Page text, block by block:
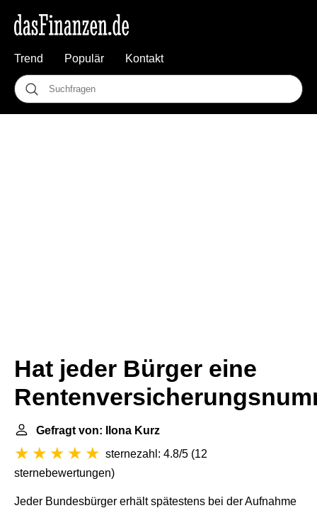
Trend Populär Kontakt
Hat jeder Bürger eine
Gefragt von: Ilona Kurz
sternezahl: 4.8/5 (12
sternebewertungen)
Jeder Bundesbürger erhält spätestens bei der Aufnahme